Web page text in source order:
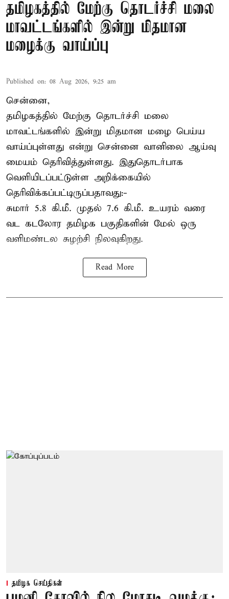
தமிழகத்தில் மேற்கு தொடர்ச்சி மலை
மாவட்டங்களில் இன்று மிதமான
மழைக்கு வாய்ப்பு
Published on: 08 Aug 2026, 9:25 am
சென்னை,
தமிழகத்தில் மேற்கு தொடர்ச்சி மலை
மாவட்டங்களில் இன்று மிதமான மழை பெய்ய
வாய்ப்புள்ளது என்று சென்னை வானிலை ஆய்வு
மையம் தெரிவித்துள்ளது. இதுதொடர்பாக
வெளியிடப்பட்டுள்ள அறிக்கையில்
தெரிவிக்கப்பட்டிருப்பதாவது:-
சுமார் 5.8 கி.மீ. முதல் 7.6 கி.மீ. உயரம் வரை
வட கடலோர தமிழக பகுதிகளின் மேல் ஒரு
வளிமண்டல சுழற்சி நிலவுகிறது.
Read More
தமிழக செய்திகள்